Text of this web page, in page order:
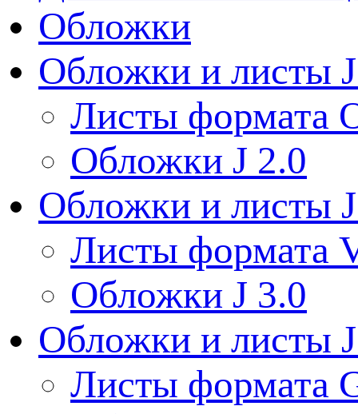
Обложки
Обложки и листы
Листы формата
Обложки J 2.0
Обложки и листы
Листы формата
Обложки J 3.0
Обложки и листы
Листы формата